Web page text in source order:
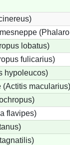
lobatus)
fulicarius)
hypoleucos)
(Actitis macularius)
flavipes)